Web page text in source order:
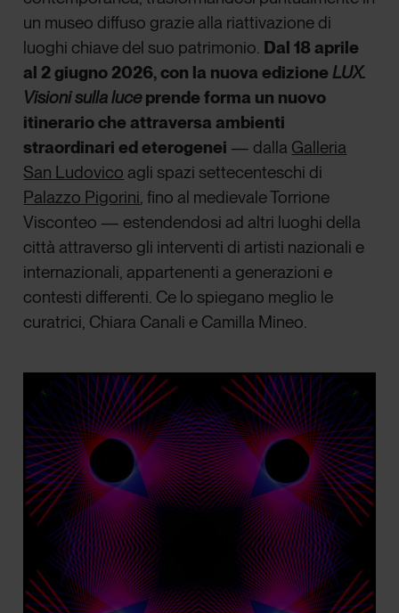
un museo diffuso grazie alla riattivazione di
luoghi chiave del suo patrimonio. Dal 18 aprile
al 2 giugno 2026, con la nuova edizioneLUX.
Visioni sulla luceprende forma un nuovo
itinerario che attraversa ambienti
straordinari ed eterogenei — dalla Galleria
San Ludovico agli spazi settecenteschi di
Palazzo Pigorini, fino al medievale Torrione
Visconteo — estendendosi ad altri luoghi della
città attraverso gli interventi di artisti nazionali e
internazionali, appartenenti a generazioni e
contesti differenti. Ce lo spiegano meglio le
curatrici, Chiara Canali e Camilla Mineo.